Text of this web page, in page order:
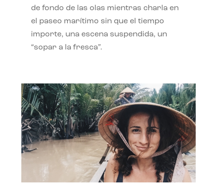
de fondo de las olas mientras charla en
el paseo marítimo sin que el tiempo
importe, una escena suspendida, un
“sopar a la fresca”.